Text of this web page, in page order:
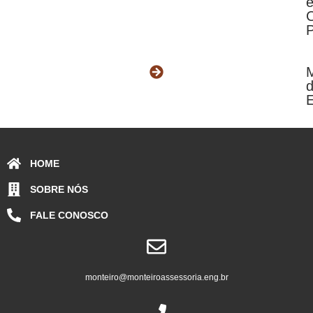
HOME
SOBRE NÓS
FALE CONOSCO
monteiro@monteiroassessoria.eng.br